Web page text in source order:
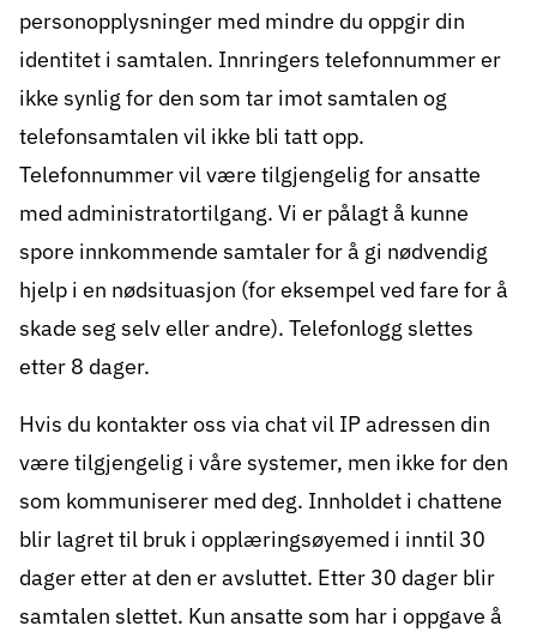
personopplysninger med mindre du oppgir din
identitet i samtalen. Innringers telefonnummer er
ikke synlig for den som tar imot samtalen og
telefonsamtalen vil ikke bli tatt opp.
Telefonnummer vil være tilgjengelig for ansatte
med administratortilgang. Vi er pålagt å kunne
spore innkommende samtaler for å gi nødvendig
hjelp i en nødsituasjon (for eksempel ved fare for å
skade seg selv eller andre). Telefonlogg slettes
etter 8 dager.
Hvis du kontakter oss via chat vil IP adressen din
være tilgjengelig i våre systemer, men ikke for den
som kommuniserer med deg. Innholdet i chattene
blir lagret til bruk i opplæringsøyemed i inntil 30
dager etter at den er avsluttet. Etter 30 dager blir
samtalen slettet. Kun ansatte som har i oppgave å